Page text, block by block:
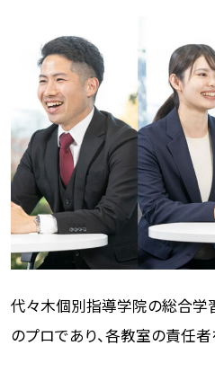
代々木個別指導学院の総合学
のプロであり、各教室の責任者